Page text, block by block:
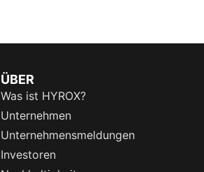
ÜBER
Was ist HYROX?
Unternehmen
Unternehmensmeldungen
Investoren